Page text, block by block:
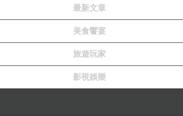
臉上輕撫按摩。再用溫水沖洗乾淨。
最新文章
美食饗宴
旅遊玩家
影視娛樂